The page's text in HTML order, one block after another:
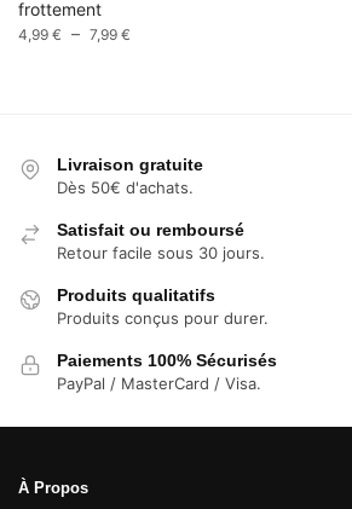
frottement
4,99 € – 7,99 €
Livraison gratuite
Dès 50€ d'achats.
Satisfait ou remboursé
Retour facile sous 30 jours.
Produits qualitatifs
Produits conçus pour durer.
Paiements 100% Sécurisés
PayPal / MasterCard / Visa.
À Propos